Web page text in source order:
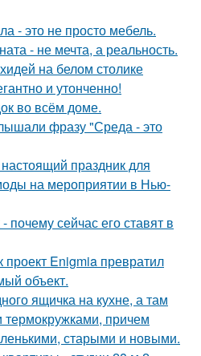
- это не просто мебель.
- не мечта, а реальность.
на белом столике
и утонченно!
во всём доме.
фразу "Среда - это
праздник для
на мероприятии в Нью-
почему сейчас его ставят в
проект Enigmia превратил
объект.
ящичка на кухне, а там
причем
старыми и новыми.